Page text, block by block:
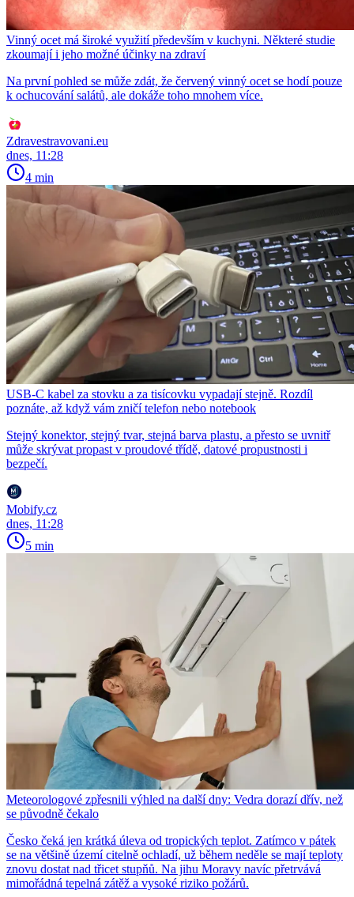
Vinný ocet má široké využití především v kuchyni. Některé studie
zkoumají i jeho možné účinky na zdraví
Na první pohled se může zdát, že červený vinný ocet se hodí pouze
k ochucování salátů, ale dokáže toho mnohem více.
Zdravestravovani.eu
dnes, 11:28
4 min
USB-C kabel za stovku a za tisícovku vypadají stejně. Rozdíl
poznáte, až když vám zničí telefon nebo notebook
Stejný konektor, stejný tvar, stejná barva plastu, a přesto se uvnitř
může skrývat propast v proudové třídě, datové propustnosti i
bezpečí.
Mobify.cz
dnes, 11:28
5 min
Meteorologové zpřesnili výhled na další dny: Vedra dorazí dřív, než
se původně čekalo
Česko čeká jen krátká úleva od tropických teplot. Zatímco v pátek
se na většině území citelně ochladí, už během neděle se mají teploty
znovu dostat nad třicet stupňů. Na jihu Moravy navíc přetrvává
mimořádná tepelná zátěž a vysoké riziko požárů.